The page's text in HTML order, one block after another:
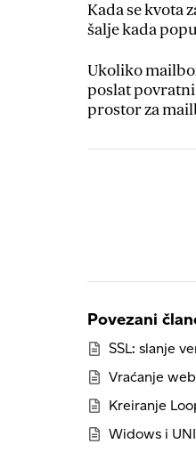
Kada se kvota
šalje kada
Ukoliko
poslat povratni
prostor za
Povezani
SSL: slanje
Vraćanje
Kreiranje
Widows i